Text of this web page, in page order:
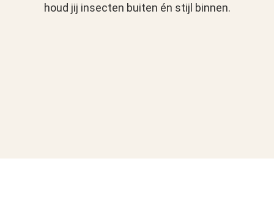
houd jij insecten buiten én stijl binnen.